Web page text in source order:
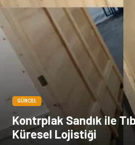
GÜNCEL
Kontrplak Sandık ile
Küresel Lojistiği